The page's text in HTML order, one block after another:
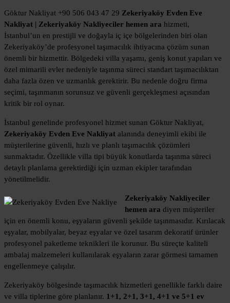
Göktur Nakliyat +90 506 043 47 29 Zekeriyaköy Evden Eve
Nakliyat | Zekeriyaköy Nakliyeciler hemen ara hizmeti,
İstanbul’un en prestijli ve doğayla iç içe bölgelerinden biri olan
Zekeriyaköy’de profesyonel taşımacılık ihtiyacına çözüm sunan
önemli bir hizmettir. Bölgedeki villa yaşamı, geniş konut yapıları ve
özel mimarili evler nedeniyle taşınma süreci standart taşımacılıktan
daha fazla özen ve uzmanlık gerektirir. Bu nedenle doğru firma
seçimi, taşınmanın sorunsuz ve güvenli gerçekleşmesi açısından
kritik bir rol oynar.
İstanbul genelinde profesyonel hizmet sunan Göktur Nakliyat,
Zekeriyaköy Evden Eve Nakliyat alanında deneyimli ekibi ile
müşterilerine güvenli, hızlı ve planlı taşımacılık çözümleri
sunmaktadır. Özellikle villa tipi büyük konutlarda taşınma süreci
detaylı planlama gerektirdiği için uzman ekipler tarafından
yönetilmelidir.
Zekeriyaköy Nakliyeciler
hemen ara diyen müşteriler
için en önemli konu, eşyaların güvenli şekilde taşınmasıdır. Kırılacak
eşyalar, mobilyalar, beyaz eşyalar ve özel tasarım dekoratif ürünler
profesyonel paketleme teknikleri ile korunur. Bu süreçte kaliteli
ambalaj malzemeleri kullanılarak eşyaların zarar görmesi tamamen
engellenmeye çalışılır.
Zekeriyaköy bölgesinde taşımacılık hizmetleri genellikle farklı daire
ve villa tiplerine göre planlanır. 1+1, 2+1, 3+1, 4+1 ve 5+1 ev